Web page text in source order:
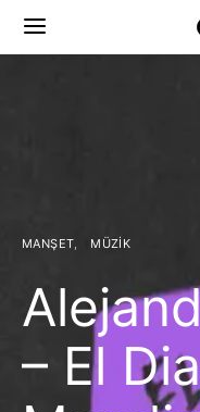
MANŞET MÜZIK
– El